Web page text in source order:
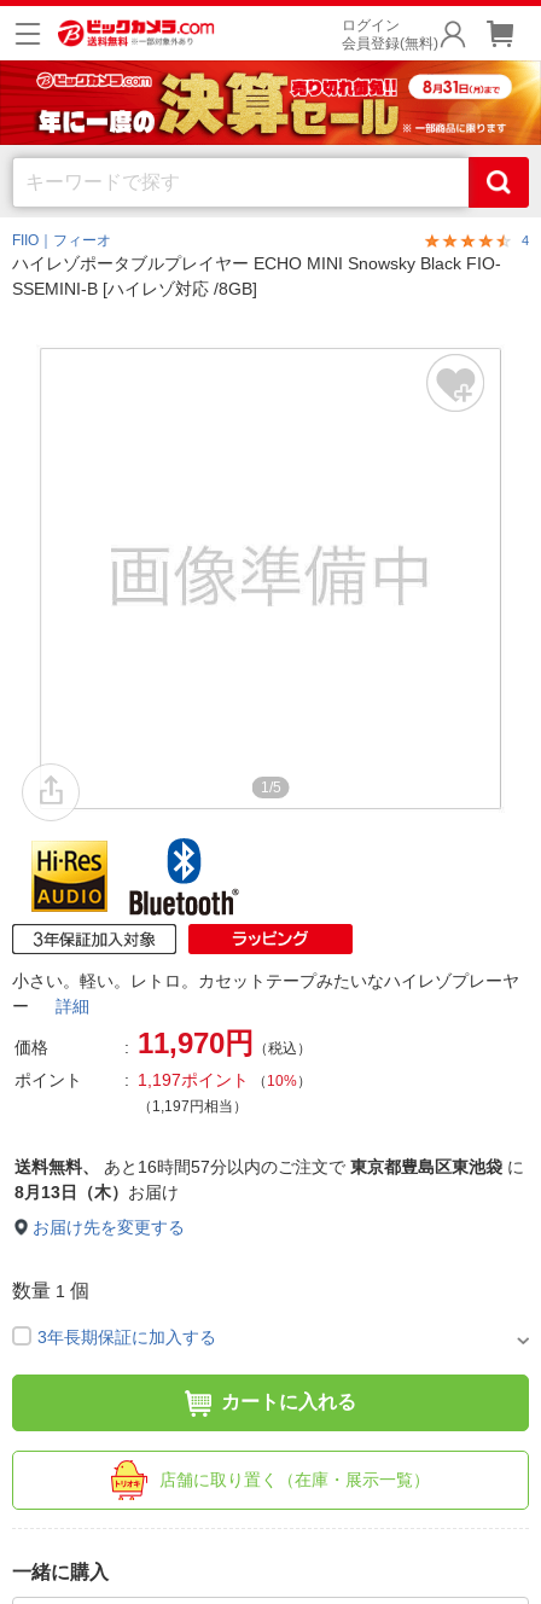
ログイン
会員登録(無料)
FIIO｜フィーオ 4
ハイレゾポータブルプレイヤー ECHO MINI Snowsky Black FIO-
SSEMINI-B [ハイレゾ対応 /8GB]
1/5
小さい。軽い。レトロ。カセットテープみたいなハイレゾプレーヤ
ー 詳細
価格 11,970円 （税込）
ポイント 1,197ポイント （ 10%）
（1,197円相当）
送料無料、 あと 16時間57分以内のご注文で 東京都豊島区東池袋 に
8月13日（木） お届け
お届け先を変更する
数量 1 個
3年長期保証に加入する
カートに入れる
店舗に取り置く（在庫・展示一覧）
一緒に購入